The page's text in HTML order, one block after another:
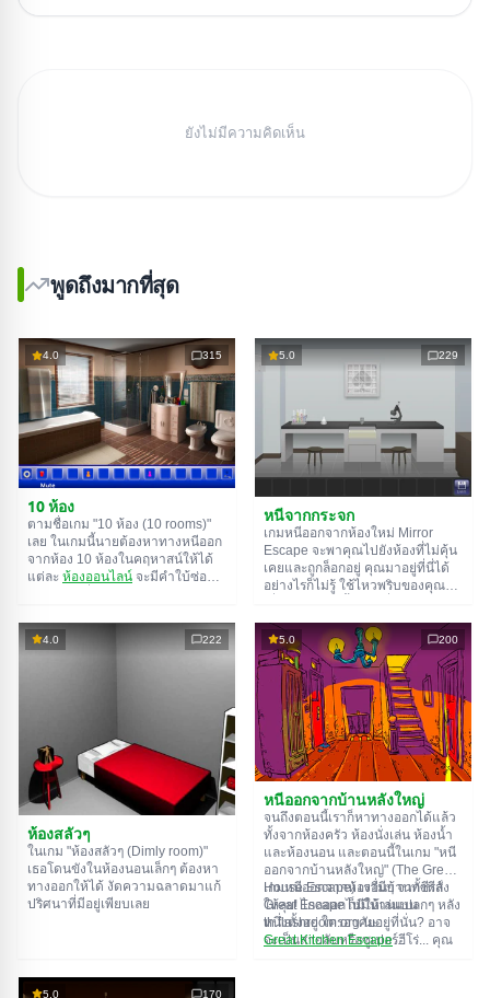
ยังไม่มีความคิดเห็น
พูดถึงมากที่สุด
4.0 315
10 ห้อง
ตามชื่อเกม "10 ห้อง (10 rooms)"
เลย ในเกมนี้นายต้องหาทางหนีออก
จากห้อง 10 ห้องในคฤหาสน์ให้ได้
แต่ละ ห้องออนไลน์ จะมีคำใบ้ซ่อน
อีกห้องนึง เป็นแบบนี้ไปเรื่อยๆ จนถึง
ห้องที่สิบ ลองเคลียร์ให้ครบทุกห้องสิ!
5.0 229
หนีจากกระจก
เกมหนีออกจากห้องใหม่ Mirror
Escape จะพาคุณไปยังห้องที่ไม่คุ้น
เคยและถูกล็อกอยู่ คุณมาอยู่ที่นี่ได้
อย่างไรก็ไม่รู้ ใช้ไหวพริบของคุณ
ไว้ให้และหาทางสู่อิสรภาพ สำรวจ
ห้องอย่างละเอียด บางทีคุณอาจจะ
เจอเบาะแสบางอย่างก็ได้ ขอให้โชค
4.0 222
ห้องสลัวๆ
ในเกม "ห้องสลัวๆ (Dimly room)"
เธอโดนขังในห้องนอนเล็กๆ ต้องหา
ทางออกให้ได้ งัดความฉลาดมาแก้
ปริศนาที่มีอยู่เพียบเลย
5.0 200
หนีออกจากบ้านหลังใหญ่
จนถึงตอนนี้เราก็หาทางออกได้แล้ว
ทั้งจากห้องครัว ห้องนั่งเล่น ห้องน้ำ
และห้องนอน และตอนนี้ในเกม "หนี
ออกจากบ้านหลังใหญ่" (The Great
House Escape) เรามีบ้านทั้งหลัง
ให้ลุย! ไกลออกไปมีบ้านแปลกๆ หลัง
หนึ่งตั้งอยู่ ใครอาศัยอยู่ที่นั่น? อาจ
จะเป็นสายลับหรือซูเปอร์ฮีโร่... คุณ
เกมหนีออกจากห้องอื่นๆ จากซีรีส์
Great Escape ก็มีให้เล่นบน
th.flashroom.org นะ:
Great Kitchen Escape
5.0 170